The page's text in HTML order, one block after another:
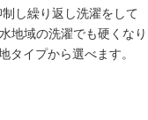
し繰り返し洗濯をして
地域の洗濯でも硬くなり
タイプから選べます。